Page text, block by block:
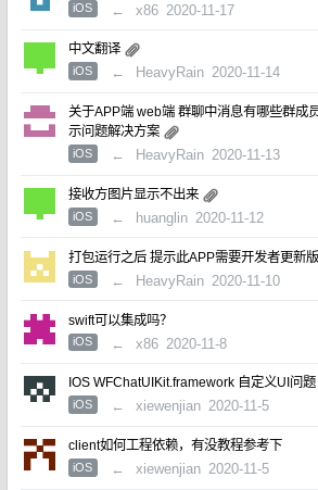
iOS ← x86 2020-11-17
中文翻译
iOS ← HeavyRain 2020-11-14
关于APP端 web端 群聊中消息有哪些群成
示问题解决方案
iOS ← HeavyRain 2020-11-13
接收方图片显示不出来
iOS ← huanglin 2020-11-12
打包运行之后 提示此APP需要开发者更新
iOS ← HeavyRain 2020-11-10
swift可以集成吗？
iOS ← x86 2020-11-8
IOS WFChatUIKit.framework 自定义UI问题
iOS ← xiewenjian 2020-11-5
client如何工程依赖，有没教程参考下
iOS ← xiewenjian 2020-11-5